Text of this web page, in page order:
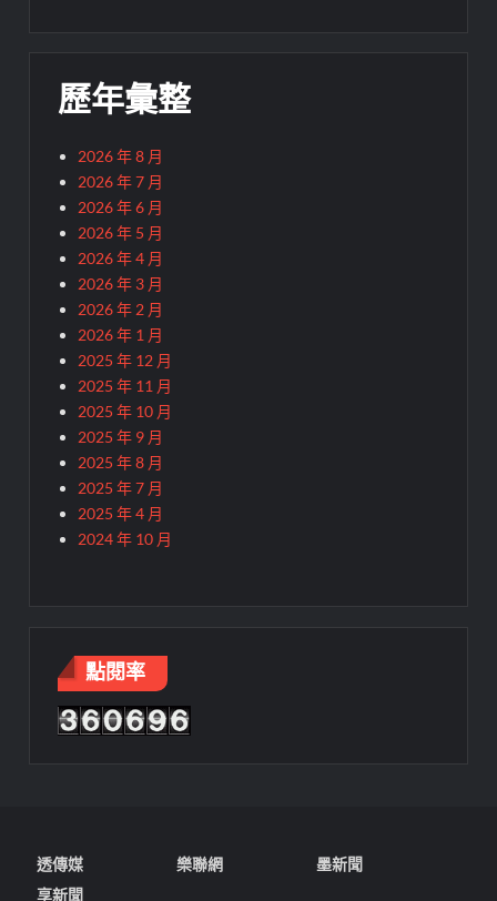
歷年彙整
2026 年 8 月
2026 年 7 月
2026 年 6 月
2026 年 5 月
2026 年 4 月
2026 年 3 月
2026 年 2 月
2026 年 1 月
2025 年 12 月
2025 年 11 月
2025 年 10 月
2025 年 9 月
2025 年 8 月
2025 年 7 月
2025 年 4 月
2024 年 10 月
點閱率
透傳媒 樂聯網
墨新聞
享新聞